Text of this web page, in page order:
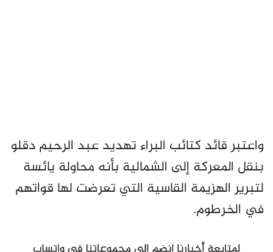
واعتبر قائد كتائب البراء تهديد عبد الرحيم دقلو
بنقل المعركة إلى الشمالية بأنه محاولة يائسة
لتبرير الهزيمة القاسية التي تعرضت لها قواتهم
في الخرطوم.